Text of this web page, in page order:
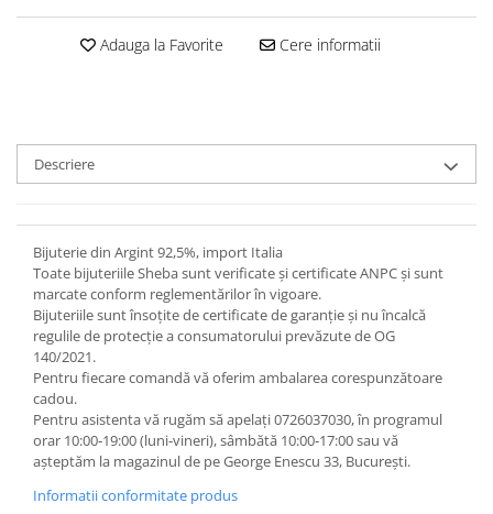
Adauga la Favorite Cere informatii
Descriere
Bijuterie din Argint 92,5%, import Italia
Toate bijuteriile Sheba sunt verificate şi certificate ANPC și sunt
marcate conform reglementărilor în vigoare.
Bijuteriile sunt însoţite de certificate de garanţie și nu încalcă
regulile de protecție a consumatorului prevăzute de OG
140/2021.
Pentru fiecare comandă vă oferim ambalarea corespunzătoare
cadou.
Pentru asistenta vă rugăm să apelați 0726037030, în programul
orar 10:00‐19:00 (luni‐vineri), sâmbătă 10:00‐17:00 sau vă
așteptăm la magazinul de pe George Enescu 33, București.
Informatii conformitate produs